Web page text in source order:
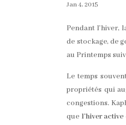
Jan 4, 2015
Pendant l’hiver,
de stockage, de
au Printemps
Le temps
propriétés qui
congestions.
que l’hiver